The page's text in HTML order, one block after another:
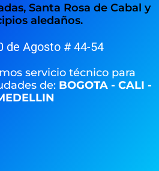
Santa Rosa de Cabal y
aledaños.
de Agosto # 44-54
servicio técnico para
de: BOGOTA - CALI -